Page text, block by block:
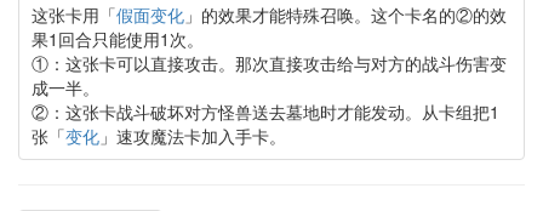
这张卡用「假面变化」的效果才能特殊召唤。这个卡名的②的效
果1回合只能使用1次。
①：这张卡可以直接攻击。那次直接攻击给与对方的战斗伤害变
成一半。
②：这张卡战斗破坏对方怪兽送去墓地时才能发动。从卡组把1
张「变化」速攻魔法卡加入手卡。